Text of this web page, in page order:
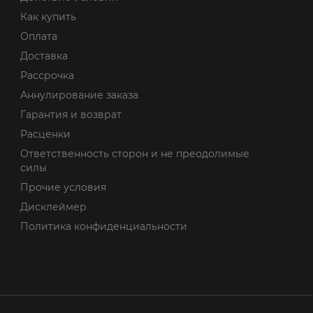
Как купить
Оплата
Доставка
Рассрочка
Аннулирование заказа
Гарантия и возврат
Расценки
Ответственность сторон и не преодолимые
силы
Прочие условия
Дисклеймер
Политика конфиденциальности